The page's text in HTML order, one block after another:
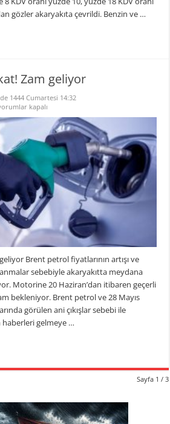
gözler akaryakıta çevrildi. Benzin ve …
Zam geliyor
1444 Cumartesi 14:32
Zam
geliyor
kapalı
Brent petrol fiyatlarının artışı ve
sebebiyle akaryakıtta meydana
Motorine 20 Haziran’dan itibaren geçerli
bekleniyor. Brent petrol ve 28 Mayıs
görülen ani çıkışlar sebebi ile
haberleri gelmeye …
Sayfa 1 / 3